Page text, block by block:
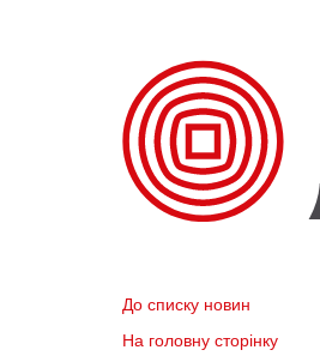
До списку новин
На головну сторінку